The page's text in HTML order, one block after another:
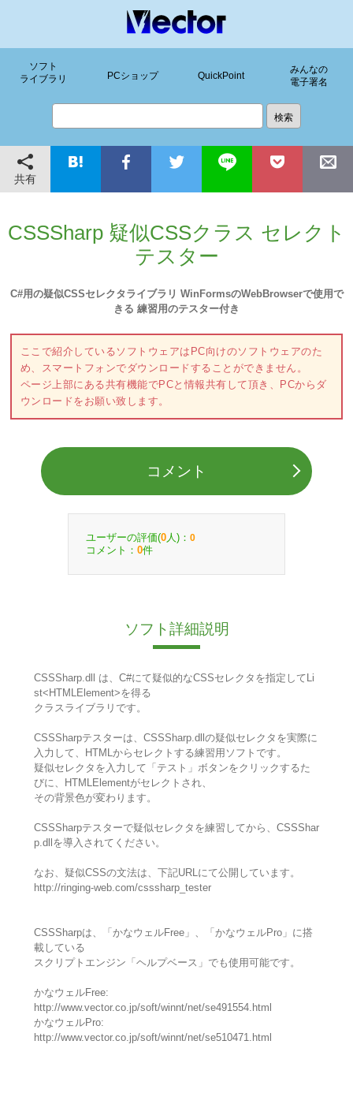
ソフト
ライブラリ
PCショップ QuickPoint
みんなの
電子署名
共有
CSSSharp 疑似CSSクラス セレクト
テスター
C#用の疑似CSSセレクタライブラリ WinFormsのWebBrowserで使用で
きる 練習用のテスター付き
ここで紹介しているソフトウェアはPC向けのソフトウェアのた
め、スマートフォンでダウンロードすることができません。
ページ上部にある共有機能でPCと情報共有して頂き、PCからダ
ウンロードをお願い致します。
コメント
ユーザーの評価(0 人)： 0
コメント： 0件
ソフト詳細説明
CSSSharp.dll は、C#にて疑似的なCSSセレクタを指定してLi
st<HTMLElement>を得る
クラスライブラリです。
CSSSharpテスターは、CSSSharp.dllの疑似セレクタを実際に
入力して、HTMLからセレクトする練習用ソフトです。
疑似セレクタを入力して「テスト」ボタンをクリックするた
びに、HTMLElementがセレクトされ、
その背景色が変わります。
CSSSharpテスターで疑似セレクタを練習してから、CSSShar
p.dllを導入されてください。
なお、疑似CSSの文法は、下記URLにて公開しています。
http://ringing-web.com/csssharp_tester
CSSSharpは、「かなウェルFree」、「かなウェルPro」に搭
載している
スクリプトエンジン「ヘルプベース」でも使用可能です。
かなウェルFree:
http://www.vector.co.jp/soft/winnt/net/se491554.html
かなウェルPro:
http://www.vector.co.jp/soft/winnt/net/se510471.html